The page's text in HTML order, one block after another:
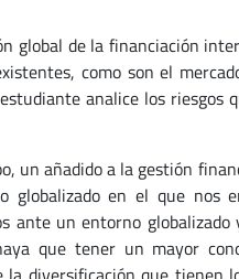
global de la financiación
como son el
analice los riesgos
un añadido a la gestión
en el que nos
ante un entorno
que tener un mayor